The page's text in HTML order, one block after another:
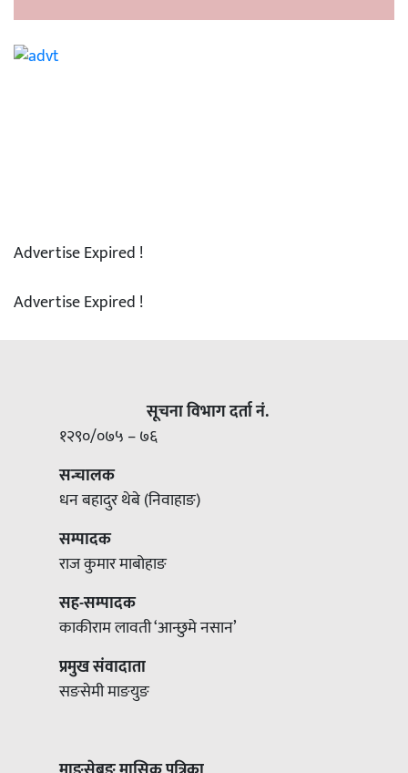
Advertise Expired !
Advertise Expired !
सूचना विभाग दर्ता नं.
१२९०/०७५ – ७६
सन्चालक
धन बहादुर थेबे (निवाहाङ)
सम्पादक
राज कुमार माबोहाङ
सह-सम्पादक
काकीराम लावती ‘आन्छुमे नसान’
प्रमुख संवादाता
सङसेमी माङयुङ